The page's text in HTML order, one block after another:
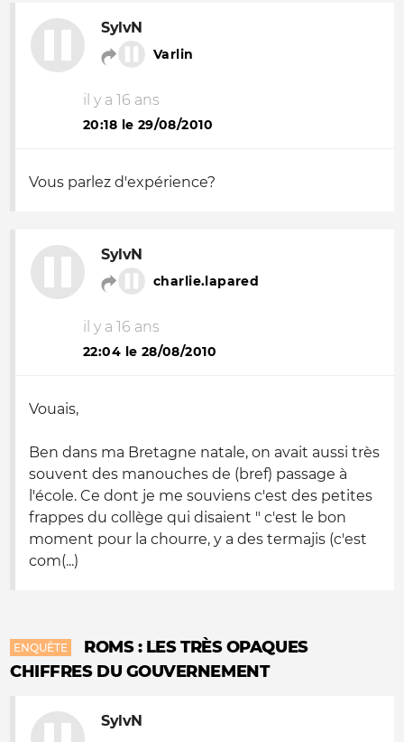
SylvN
Varlin
il y a 16 ans
20:18 le 29/08/2010
Vous parlez d'expérience?
SylvN
charlie.lapared
il y a 16 ans
22:04 le 28/08/2010
Vouais,
Ben dans ma Bretagne natale, on avait aussi très
souvent des manouches de (bref) passage à
l'école. Ce dont je me souviens c'est des petites
frappes du collège qui disaient " c'est le bon
moment pour la chourre, y a des termajis (c'est
com(...)
ENQUÊTE
ROMS : LES TRÈS OPAQUES
CHIFFRES DU GOUVERNEMENT
SylvN